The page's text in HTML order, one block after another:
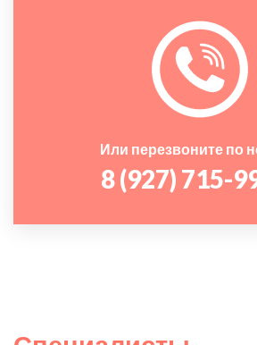
Или перезвоните по
8 (927) 715-